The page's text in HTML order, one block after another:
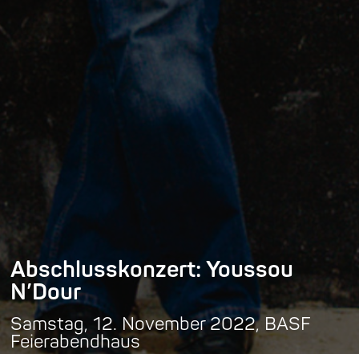
Abschlusskonzert: Youssou
N’Dour
Samstag, 12. November 2022, BASF
Feierabendhaus